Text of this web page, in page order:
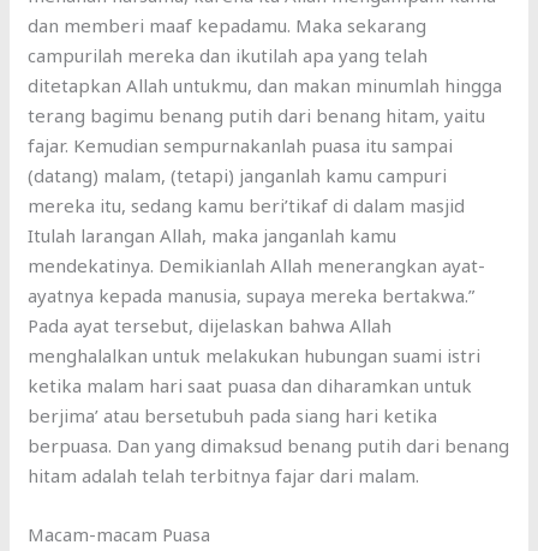
dan memberi maaf kepadamu. Maka sekarang
campurilah mereka dan ikutilah apa yang telah
ditetapkan Allah untukmu, dan makan minumlah hingga
terang bagimu benang putih dari benang hitam, yaitu
fajar. Kemudian sempurnakanlah puasa itu sampai
(datang) malam, (tetapi) janganlah kamu campuri
mereka itu, sedang kamu beri’tikaf di dalam masjid
Itulah larangan Allah, maka janganlah kamu
mendekatinya. Demikianlah Allah menerangkan ayat-
ayatnya kepada manusia, supaya mereka bertakwa.”
Pada ayat tersebut, dijelaskan bahwa Allah
menghalalkan untuk melakukan hubungan suami istri
ketika malam hari saat puasa dan diharamkan untuk
berjima’ atau bersetubuh pada siang hari ketika
berpuasa. Dan yang dimaksud benang putih dari benang
hitam adalah telah terbitnya fajar dari malam.
Macam-macam Puasa